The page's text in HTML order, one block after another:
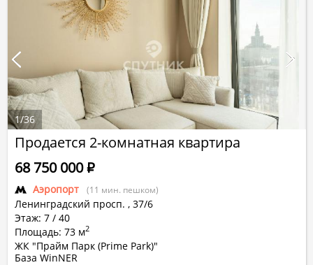
Продается 2-комнатная квартира
Аэропорт (11 мин. пешком)
Ленинградский просп. , 37/6
Этаж: 7 / 40
Площадь: 73 м2
ЖК "Прайм Парк (Prime Park)"
68 750 000Р
База WinNER
1/36